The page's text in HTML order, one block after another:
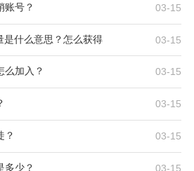
账号？ 03-15
是什么意思？怎么获得 03-15
么加入？ 03-15
03-15
？ 03-15
多少？ 03-15